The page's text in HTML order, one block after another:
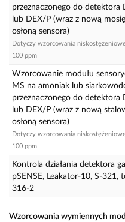
przeznaczonego do detektora
lub DEX/P (wraz z nową
osłoną sensora)
Dotyczy wzorcowania
100 ppm
Wzorcowanie modułu
MS na amoniak lub
przeznaczonego do detektora
lub DEX/P (wraz z nową
osłoną sensora)
Dotyczy wzorcowania
100 ppm
Kontrola działania detektora
pSENSE, Leakator-10, S-321,
316-2
Wzorcowania wymiennych